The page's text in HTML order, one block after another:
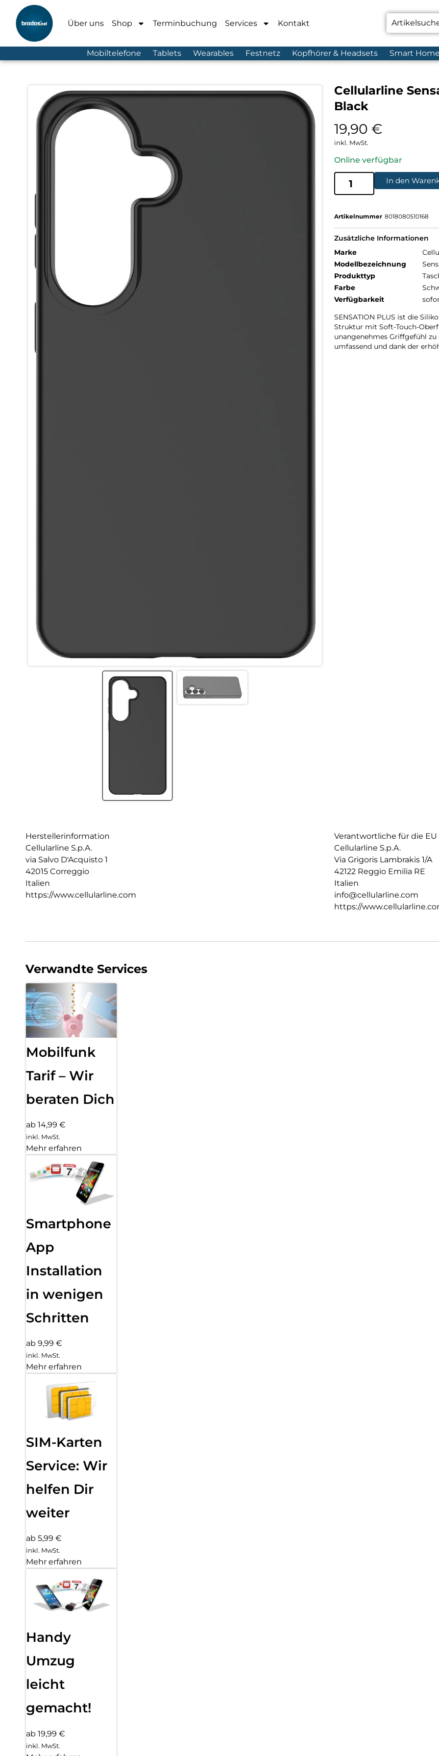
Über uns Shop Terminbuchung Services Kontakt
Mobiltelefone Tablets Wearables Festnetz Kopfhörer & Headsets Smart
Cellularline
Black
19,90 €
inkl. MwSt.
Online verfügbar
In den
Artikelnummer 8018080510168
Zusätzliche Informationen
Marke
Modellbezeichnung
Produkttyp
Farbe
Verfügbarkeit
SENSATION PLUS ist die
Struktur mit Soft-Touch-
unangenehmes Griffgefühl zu
umfassend und dank der
Herstellerinformation
Cellularline S.p.A.
via Salvo D'Acquisto 1
42015 Correggio
Italien
https://www.cellularline.com
Verantwortliche für die EU
Cellularline S.p.A.
Via Grigoris Lambrakis 1/A
42122 Reggio Emilia RE
Italien
info@cellularline.com
https://
Verwandte Services
Mobilfunk
Tarif – Wir
beraten Dich
ab 14,99 €
inkl. MwSt.
Mehr erfahren
Smartphone
App
Installation
in wenigen
Schritten
ab 9,99 €
inkl. MwSt.
Mehr erfahren
SIM-Karten
Service: Wir
helfen Dir
weiter
ab 5,99 €
inkl. MwSt.
Mehr erfahren
Handy
Umzug
leicht
gemacht!
ab 19,99 €
inkl. MwSt.